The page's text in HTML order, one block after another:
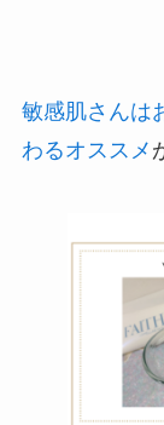
敏感肌さんは
わるオススメ